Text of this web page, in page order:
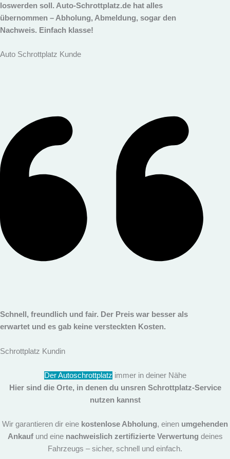
loswerden soll. Auto-Schrottplatz.de hat alles
übernommen – Abholung, Abmeldung, sogar den
Nachweis. Einfach klasse!
Auto Schrottplatz Kunde
Schnell, freundlich und fair. Der Preis war besser als
erwartet und es gab keine versteckten Kosten.
Schrottplatz Kundin
Der Autoschrottplatz immer in deiner Nähe
Hier sind die Orte, in denen du unsren Schrottplatz-Service
nutzen kannst
Wir garantieren dir eine kostenlose Abholung, einen umgehenden
Ankaufund eine nachweislich zertifizierte Verwertung deines
Fahrzeugs – sicher, schnell und einfach.